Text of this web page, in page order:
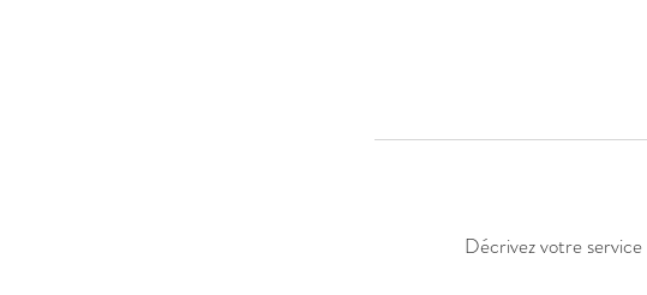
Décrivez votre service